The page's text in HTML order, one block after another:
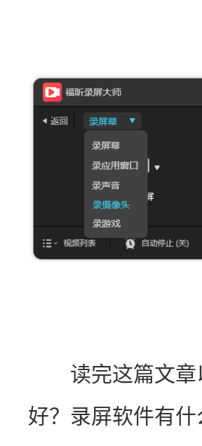
读完这篇文章
好？录屏软件有